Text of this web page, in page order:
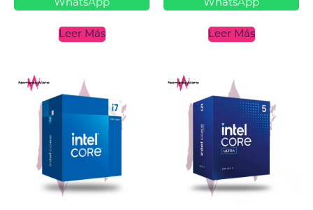
WhatsApp
Leer Más
WhatsApp
Leer Más